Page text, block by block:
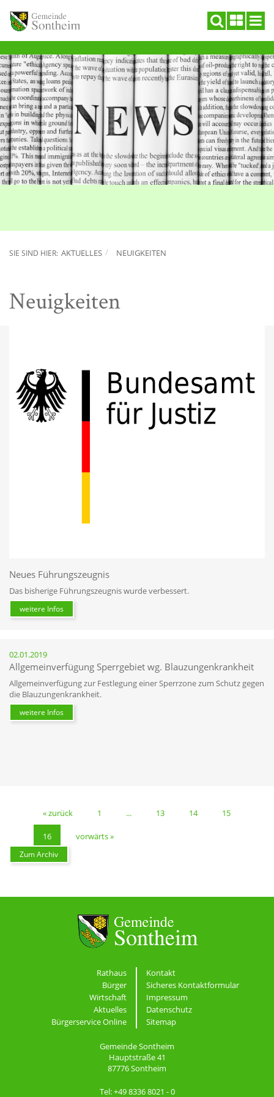
SIE SIND HIER: AKTUELLES NEUIGKEITEN
Neuigkeiten
Neues Führungszeugnis
Das bisherige Führungszeugnis wurde verbessert.
weitere Infos
02.01.2019
Allgemeinverfügung Sperrgebiet wg. Blauzungenkrankheit
Allgemeinverfügung zur Festlegung einer Sperrzone zum Schutz gegen
die Blauzungenkrankheit.
weitere Infos
« zurück 1 ... 13 14 15
16 vorwärts »
Zum Archiv
Rathaus
Bürger
Wirtschaft
Aktuelles
Bürgerservice Online
Kontakt
Sicheres Kontaktformular
Impressum
Datenschutz
Sitemap
Gemeinde Sontheim
Hauptstraße 41
87776 Sontheim
Tel: +49 8336 8021 - 0